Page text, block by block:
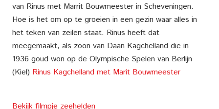
van Rinus met Marrit Bouwmeester in Scheveningen.
Hoe is het om op te groeien in een gezin waar alles in
het teken van zeilen staat. Rinus heeft dat
meegemaakt, als zoon van Daan Kagchelland die in
1936 goud won op de Olympische Spelen van Berlijn
(Kiel) Rinus Kagchelland met Marit Bouwmeester
Bekijk filmpje zeehelden